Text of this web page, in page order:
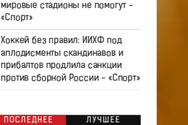
мировые стадионы не помогут -
«Спорт»
Хоккей без правил: ИИХФ под
аплодисменты скандинавов и
прибалтов продлила санкции
против сборной России - «Спорт»
ПОСЛЕДНЕЕ ЛУЧШЕЕ